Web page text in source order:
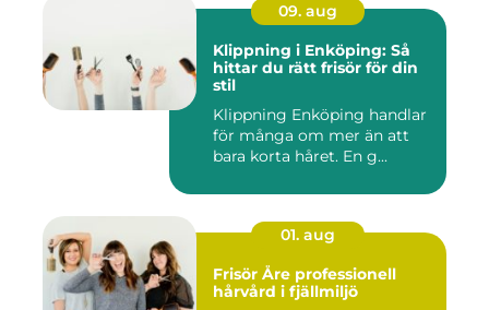
09. aug
Klippning i Enköping: Så
hittar du rätt frisör för din
stil
Klippning Enköping handlar
för många om mer än att
bara korta håret. En g...
01. aug
Frisör Åre professionell
hårvård i fjällmiljö